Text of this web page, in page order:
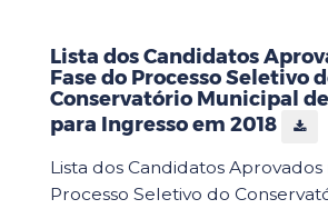
Lista dos Candidatos
Fase do Processo Seletivo
Conservatório Municipal
para Ingresso em 2018
Lista dos Candidatos Aprovados
Processo Seletivo do